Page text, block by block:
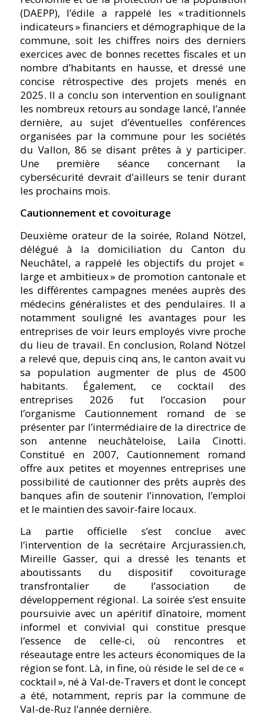
(DAEPP), l’édile a rappelé les « traditionnels
indicateurs » financiers et démographique de la
commune, soit les chiffres noirs des derniers
exercices avec de bonnes recettes fiscales et un
nombre d’habitants en hausse, et dressé une
concise rétrospective des projets menés en
2025. Il a conclu son intervention en soulignant
les nombreux retours au sondage lancé, l’année
dernière, au sujet d’éventuelles conférences
organisées par la commune pour les sociétés
du Vallon, 86 se disant prêtes à y participer.
Une première séance concernant la
cybersécurité devrait d’ailleurs se tenir durant
les prochains mois.
Cautionnement et covoiturage
Deuxième orateur de la soirée, Roland Nötzel,
délégué à la domiciliation du Canton du
Neuchâtel, a rappelé les objectifs du projet «
large et ambitieux » de promotion cantonale et
les différentes campagnes menées auprès des
médecins généralistes et des pendulaires. Il a
notamment souligné les avantages pour les
entreprises de voir leurs employés vivre proche
du lieu de travail. En conclusion, Roland Nötzel
a relevé que, depuis cinq ans, le canton avait vu
sa population augmenter de plus de 4500
habitants. Également, ce cocktail des
entreprises 2026 fut l’occasion pour
l’organisme Cautionnement romand de se
présenter par l’intermédiaire de la directrice de
son antenne neuchâteloise, Laila Cinotti.
Constitué en 2007, Cautionnement romand
offre aux petites et moyennes entreprises une
possibilité de cautionner des prêts auprès des
banques afin de soutenir l’innovation, l’emploi
et le maintien des savoir-faire locaux.
La partie officielle s’est conclue avec
l’intervention de la secrétaire Arcjurassien.ch,
Mireille Gasser, qui a dressé les tenants et
aboutissants du dispositif covoiturage
transfrontalier de l’association de
développement régional. La soirée s’est ensuite
poursuivie avec un apéritif dînatoire, moment
informel et convivial qui constitue presque
l’essence de celle-ci, où rencontres et
réseautage entre les acteurs économiques de la
région se font. Là, in fine, où réside le sel de ce «
cocktail », né à Val-de-Travers et dont le concept
a été, notamment, repris par la commune de
Val-de-Ruz l’année dernière.